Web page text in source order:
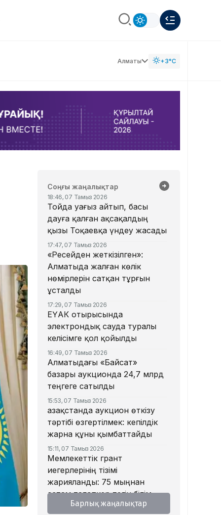
Алматы +3°C
Соңғы жаңалықтар
18:46, 07 Тамыз 2026
Тойда уағыз айтып, басы
дауға қалған ақсақалдың
қызы Тоқаевқа үндеу жасады
17:47, 07 Тамыз 2026
«Ресейден жеткізілген»:
Алматыда жалған көлік
нөмірлерін сатқан тұрғын
ұсталды
17:29, 07 Тамыз 2026
ЕҮАК отырысында
электрондық сауда туралы
келісімге қол қойылды
16:49, 07 Тамыз 2026
Алматыдағы «Байсат»
базары аукционда 24,7 млрд
теңгеге сатылды
15:53, 07 Тамыз 2026
Қазақстанда аукцион өткізу
тәртібі өзгертілмек: кепілдік
жарна құны қымбаттайды
15:11, 07 Тамыз 2026
Мемлекеттік грант
иегерлерінің тізімі
жарияланды: 75 мыңнан
астам талапкер тегін білім
аладыБарлық жаңалықтар